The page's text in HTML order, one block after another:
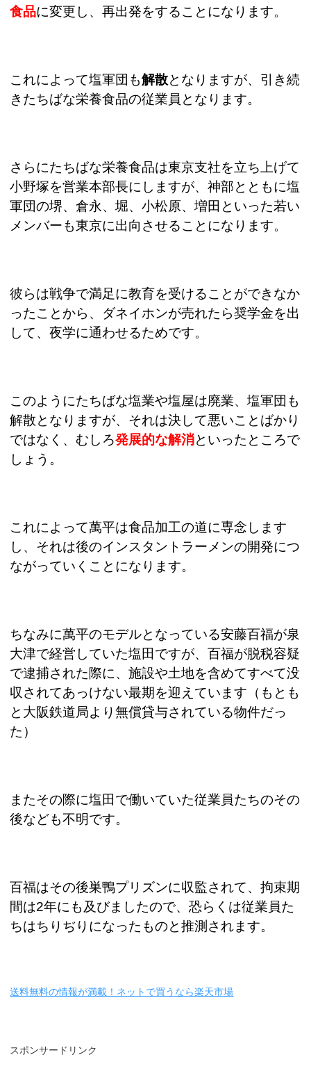
食品に変更し、再出発をすることになります。
これによって塩軍団も解散となりますが、引き続
きたちばな栄養食品の従業員となります。
さらにたちばな栄養食品は東京支社を立ち上げて
小野塚を営業本部長にしますが、神部とともに塩
軍団の堺、倉永、堀、小松原、増田といった若い
メンバーも東京に出向させることになります。
彼らは戦争で満足に教育を受けることができなか
ったことから、ダネイホンが売れたら奨学金を出
して、夜学に通わせるためです。
このようにたちばな塩業や塩屋は廃業、塩軍団も
解散となりますが、それは決して悪いことばかり
ではなく、むしろ発展的な解消といったところで
しょう。
これによって萬平は食品加工の道に専念します
し、それは後のインスタントラーメンの開発につ
ながっていくことになります。
ちなみに萬平のモデルとなっている安藤百福が泉
大津で経営していた塩田ですが、百福が脱税容疑
で逮捕された際に、施設や土地を含めてすべて没
収されてあっけない最期を迎えています（もとも
と大阪鉄道局より無償貸与されている物件だっ
た）
またその際に塩田で働いていた従業員たちのその
後なども不明です。
百福はその後巣鴨プリズンに収監されて、拘束期
間は2年にも及びましたので、恐らくは従業員た
ちはちりぢりになったものと推測されます。
送料無料の情報が満載！ネットで買うなら楽天市場
スポンサードリンク